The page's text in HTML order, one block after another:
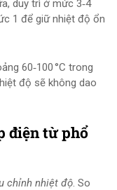
duy trì ở mức 3‑4
1 để giữ nhiệt độ ổn
60‑100 °C trong
độ sẽ không dao
điện từ phổ
chỉnh nhiệt độ. So